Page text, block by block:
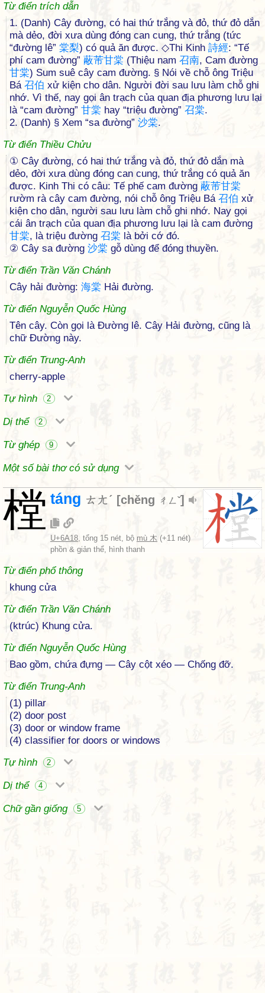
Từ điển trích dẫn
1. (Danh) Cây đường, có hai thứ trắng và đỏ, thứ đỏ dắn
mà dẻo, đời xưa dùng đóng can cung, thứ trắng (tức
“đường lê” 棠梨) có quả ăn được. ◇Thi Kinh 詩經: “Tế
phí cam đường” 蔽芾甘棠 (Thiệu nam 召南, Cam đường
甘棠) Sum suê cây cam đường. § Nói về chỗ ông Triệu
Bá 召伯 xử kiện cho dân. Người đời sau lưu làm chỗ ghi
nhớ. Vì thế, nay gọi ân trạch của quan địa phương lưu lại
là “cam đường” 甘棠 hay “triệu đường” 召棠.
2. (Danh) § Xem “sa đường” 沙棠.
Từ điển Thiều Chửu
① Cây đường, có hai thứ trắng và đỏ, thứ đỏ dắn mà
dẻo, đời xưa dùng đóng can cung, thứ trắng có quả ăn
được. Kinh Thi có câu: Tế phế cam đường 蔽芾甘棠
rườm rà cây cam đường, nói chỗ ông Triệu Bá 召伯 xử
kiện cho dân, người sau lưu làm chỗ ghi nhớ. Nay gọi
cái ân trạch của quan địa phương lưu lại là cam đường
甘棠, là triệu đường 召棠 là bởi cớ đó.
② Cây sa đường 沙棠 gỗ dùng để đóng thuyền.
Từ điển Trần Văn Chánh
Cây hải đường: 海棠 Hải đường.
Từ điển Nguyễn Quốc Hùng
Tên cây. Còn gọi là Đường lê. Cây Hải đường, cũng là
chữ Đường này.
Từ điển Trung-Anh
cherry-apple
Tự hình
2
Dị thể 2
Từ ghép 9
Một số bài thơ có sử dụng
樘 táng ㄊㄤˊ [chěng ㄔㄥˇ]
U+6A18, tổng 15 nét, bộ mù 木 (+11 nét)
phồn & giản thể, hình thanh
Từ điển phổ thông
khung cửa
Từ điển Trần Văn Chánh
(ktrúc) Khung cửa.
Từ điển Nguyễn Quốc Hùng
Bao gồm, chứa đựng — Cây cột xéo — Chống đỡ.
Từ điển Trung-Anh
(1) pillar
(2) door post
(3) door or window frame
(4) classifier for doors or windows
Tự hình
2
Dị thể 4
Chữ gần giống 5